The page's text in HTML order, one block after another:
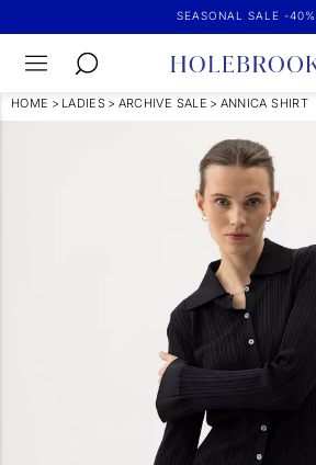
SEASONAL SALE -40%
HOME > LADIES > ARCHIVE SALE > ANNICA SHIRT